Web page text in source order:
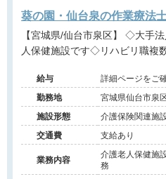
葵の園・仙台泉の作業療法
【宮城県/仙台市泉区】 ◇大手法人運営◇開放感のある介護老
人保健施設です◇リハビリ職
給与
詳細ページをご
勤務地
宮城県仙台市泉
施設形態
介護保険関連施
交通費
支給あり
業務内容
介護老人保健施
務